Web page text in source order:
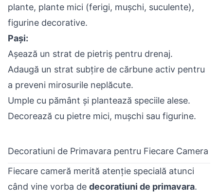
plante, plante mici (ferigi, mușchi, suculente),
figurine decorative.
Pași:
Așează un strat de pietriș pentru drenaj.
Adaugă un strat subțire de cărbune activ pentru
a preveni mirosurile neplăcute.
Umple cu pământ și plantează speciile alese.
Decorează cu pietre mici, mușchi sau figurine.
Decoratiuni de Primavara pentru Fiecare Camera
Fiecare cameră merită atenție specială atunci
când vine vorba de decoratiuni de primavara.